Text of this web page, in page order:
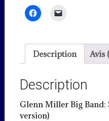
version)
Description Avis
Description
Glenn Miller Big Band:
version)